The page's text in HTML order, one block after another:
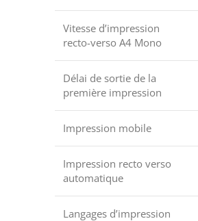
Vitesse d’impression
recto-verso A4 Mono
Délai de sortie de la
première impression
Impression mobile
Impression recto verso
automatique
Langages d’impression